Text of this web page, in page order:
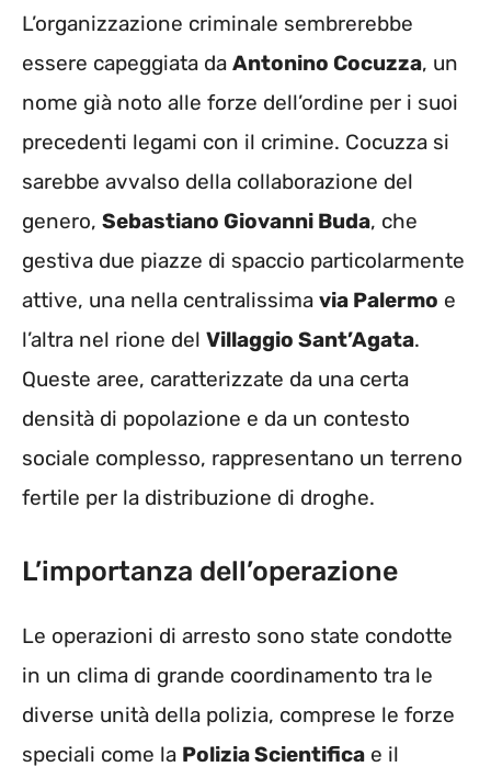
L’organizzazione criminale sembrerebbe
essere capeggiata da Antonino Cocuzza, un
nome già noto alle forze dell’ordine per i suoi
precedenti legami con il crimine. Cocuzza si
sarebbe avvalso della collaborazione del
genero, Sebastiano Giovanni Buda, che
gestiva due piazze di spaccio particolarmente
attive, una nella centralissima via Palermo e
l’altra nel rione del Villaggio Sant’Agata.
Queste aree, caratterizzate da una certa
densità di popolazione e da un contesto
sociale complesso, rappresentano un terreno
fertile per la distribuzione di droghe.
L’importanza dell’operazione
Le operazioni di arresto sono state condotte
in un clima di grande coordinamento tra le
diverse unità della polizia, comprese le forze
speciali come la Polizia Scientifica e il